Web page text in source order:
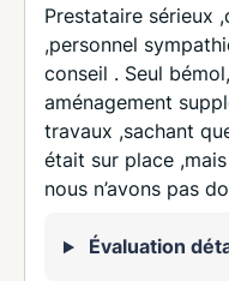
Prestataire sérieux
,personnel
conseil . Seul
aménagement
travaux ,sachant
était sur place
nous n’avons pas
Évaluation